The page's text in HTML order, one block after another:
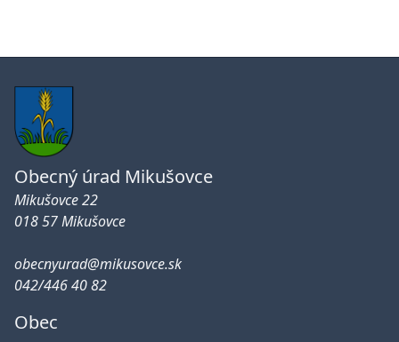
Obecný úrad Mikušovce
Mikušovce 22
018 57 Mikušovce
obecnyurad@mikusovce.sk
042/446 40 82
Obec